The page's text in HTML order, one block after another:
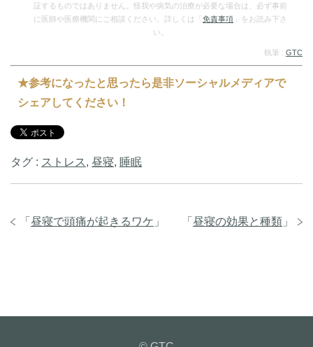
証するものではありません。怪我や病気の治療が必要な場合は、必ず事前
に医師や医療機関にご相談ください。詳しくは「 免責事項 」をお読み下さ
い。
執筆 : GTC
★参考になったと思ったら是非ソーシャルメディアで
シェアしてください！
タグ : ストレス , 昼寝, 睡眠
「 昼寝の効果と種類 」
「 昼寝で頭痛が起きるワケ 」